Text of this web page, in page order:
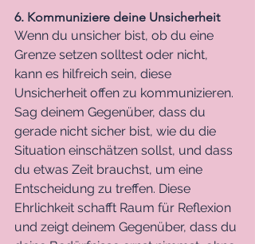
6. Kommuniziere deine Unsicherheit
Wenn du unsicher bist, ob du eine
Grenze setzen solltest oder nicht,
kann es hilfreich sein, diese
Unsicherheit offen zu kommunizieren.
Sag deinem Gegenüber, dass du
gerade nicht sicher bist, wie du die
Situation einschätzen sollst, und dass
du etwas Zeit brauchst, um eine
Entscheidung zu treffen. Diese
Ehrlichkeit schafft Raum für Reflexion
und zeigt deinem Gegenüber, dass du